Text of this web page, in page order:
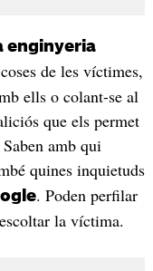
enginyeria
de les víctimes,
ells o colant-se al
que els permet
amb qui
quines inquietuds
. Poden perfilar
la víctima.